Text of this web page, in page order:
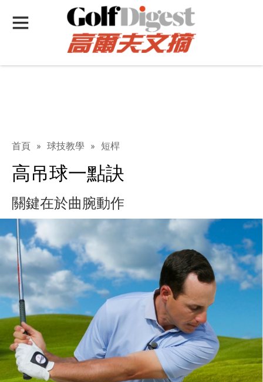
首頁 » 球技教學 » 短桿
高吊球一點訣
關鍵在於曲腕動作